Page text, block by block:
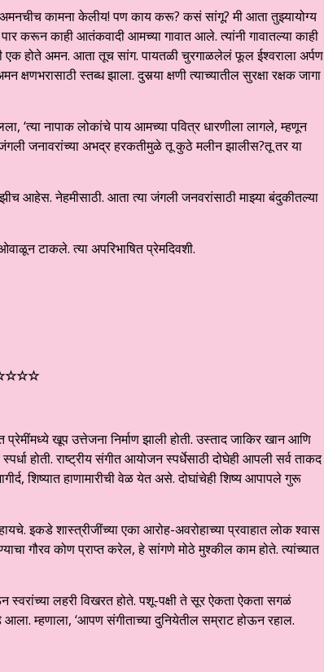
कामना केलीय! पण काय करू? कसं सांगू? मी आता तुझ्यायोग्य
करून काही आतंकवादी आमच्या गावात आले. त्यांनी गावातल्या काही
एक होते अमन. आता तूच सांग. पायतळी चुरगाळलेलं फूल ईश्वराला अर्पण
स्तब्ध झाला. दुसर्‍या क्षणी त्याच्यातील सुरक्षा रक्षक जागा
‘त्या नापाक लोकांचे पाय आमच्या पवित्र धारणीला लागले, म्हणून
जनावरांच्या अभद्र हरकतीमुळे तू कुठे मलीन झालीस?तू तर या
आहेस. नेहमीसाठी. आता त्या जंगली जनवरांसाठी माझ्या बंदुकीतल्या
टाकले. त्या अपरिभाषित प्रेमदिवशी.
☆☆☆
प्रेमींमध्ये खूप उत्तेजना निर्माण झाली होती. उस्ताद जाकिर खान आणि
होती. राष्ट्रीय संगीत आयोजन स्पर्धेसाठी दोघेही आपली सर्व ताकद
शिष्यात हाणामारीची वेळ येत असे. दोघांचेही शिष्य आपापले गुरू
इकडे शास्त्रीजींच्या एका आरोह-अवरोहाच्या प्रवाहात लोक श्वास
गौरव कोण प्राप्त करेल, हे सांगणे मोठे मुश्कील काम होते. त्यांच्यात
स्वरांच्या लहरी विखरत होते. पशू-पक्षी ते सूर ऐकता ऐकता सगळं
म्हणाला, ‘आपण संगीताच्या दुनियेतील सम्राट होऊन रहाल.